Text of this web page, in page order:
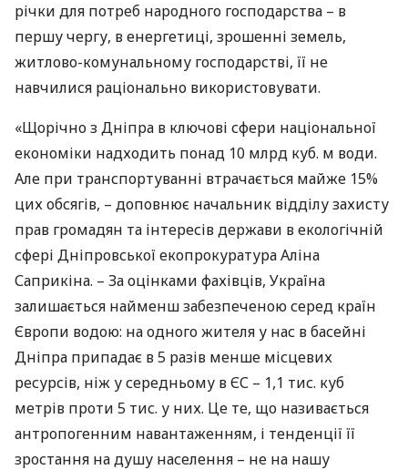
річки для потреб народного господарства – в
першу чергу, в енергетиці, зрошенні земель,
житлово-комунальному господарстві, її не
навчилися раціонально використовувати.
«Щорічно з Дніпра в ключові сфери національної
економіки надходить понад 10 млрд куб. м води.
Але при транспортуванні втрачається майже 15%
цих обсягів, – доповнює начальник відділу захисту
прав громадян та інтересів держави в екологічній
сфері Дніпровської екопрокуратура Аліна
Саприкіна. – За оцінками фахівців, Україна
залишається найменш забезпеченою серед країн
Європи водою: на одного жителя у нас в басейні
Дніпра припадає в 5 разів менше місцевих
ресурсів, ніж у середньому в ЄС – 1,1 тис. куб
метрів проти 5 тис. у них. Це те, що називається
антропогенним навантаженням, і тенденції її
зростання на душу населення – не на нашу